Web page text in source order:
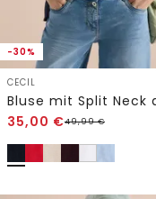
-30%
CECIL
35,00 €49,99€